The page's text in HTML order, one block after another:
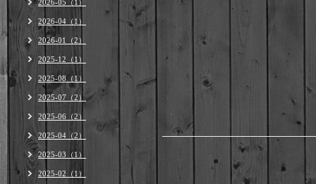
2026-05（1）
2026-04（1）
2026-01（2）
2025-12（1）
2025-08（1）
2025-07（2）
2025-06（2）
2025-04（2）
2025-03（1）
2025-02（1）